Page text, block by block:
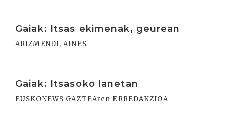
Gaiak: Itsas ekimenak, geurean
ARIZMENDI, AINES
Gaiak: Itsasoko lanetan
EUSKONEWS GAZTEAren ERREDAKZIOA